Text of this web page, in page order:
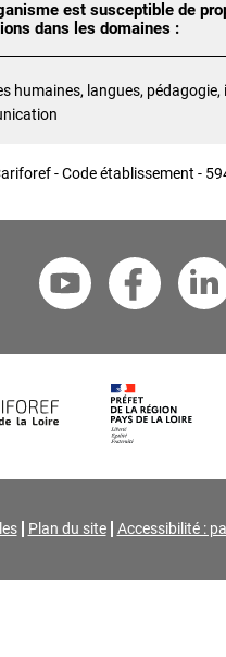
est susceptible de
dans les domaines :
humaines, langues,
- Code établissement -
Plan du site Accessibilité :